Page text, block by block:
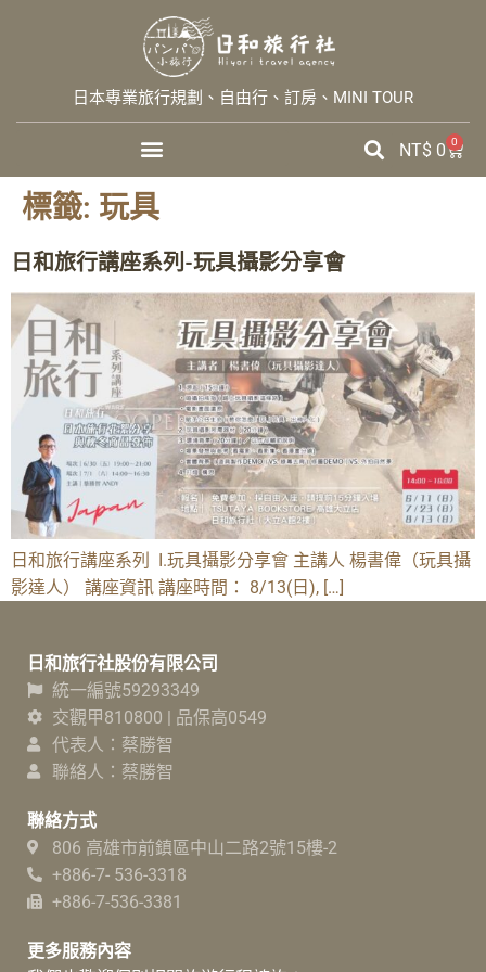
日本專業旅行規劃、自由行、訂房、MINI TOUR
NT$ 0 0
標籤: 玩具
日和旅行講座系列-玩具攝影分享會
日和旅行講座系列 I.玩具攝影分享會 主講人 楊書偉（玩具攝
影達人） 講座資訊 講座時間： 8/13(日), […]
日和旅行社股份有限公司
統一編號59293349
交觀甲810800 | 品保高0549
代表人：蔡勝智
聯絡人：蔡勝智
聯絡方式
806 高雄市前鎮區中山二路2號15樓-2
+886-7- 536-3318
+886-7-536-3381
更多服務內容